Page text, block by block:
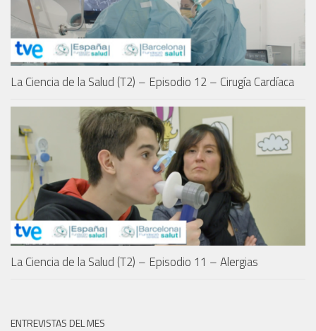
La Ciencia de la Salud (T2) – Episodio 12 – Cirugía Cardíaca
La Ciencia de la Salud (T2) – Episodio 11 – Alergias
ENTREVISTAS DEL MES